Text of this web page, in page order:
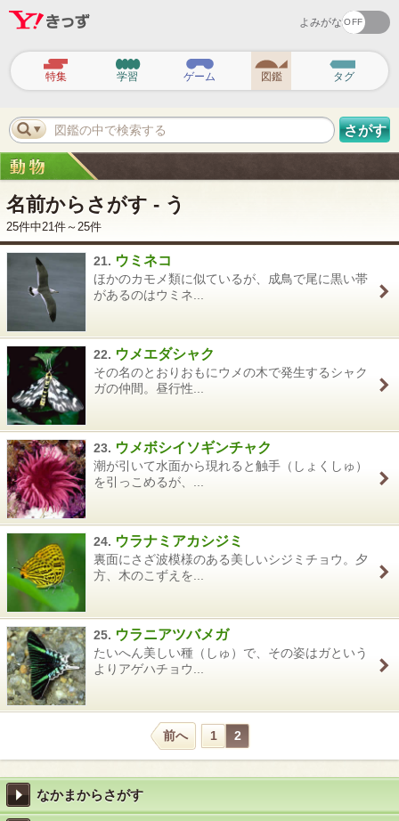
よみがな
ビ
ゲ
ー
シ
ョ
ン
特集 学習 ゲーム 図鑑 タグ
図鑑の中で検索する さがす
名前からさがす - う
25件中21件～25件
21. ウミネコ
ほかのカモメ類に似ているが、成鳥で尾に黒い帯
があるのはウミネ...
22. ウメエダシャク
その名のとおりおもにウメの木で発生するシャク
ガの仲間。昼行性...
23. ウメボシイソギンチャク
潮が引いて水面から現れると触手（しょくしゅ）
を引っこめるが、...
24. ウラナミアカシジミ
裏面にさざ波模様のある美しいシジミチョウ。夕
方、木のこずえを...
25. ウラニアツバメガ
たいへん美しい種（しゅ）で、その姿はガという
よりアゲハチョウ...
前へ 1 2
なかまからさがす